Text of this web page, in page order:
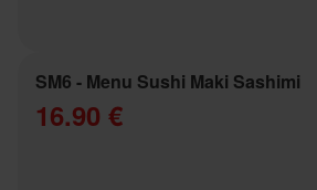
SM6 - Menu Sushi Maki Sashimi
16.90 €